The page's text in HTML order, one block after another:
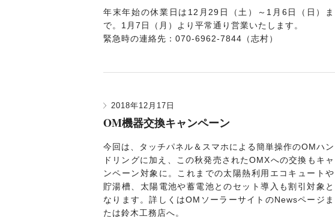
年末年始の休業日は12月29日（土）～1月6日（日）ま
で。1月7日（月）より平常通り営業いたします。
緊急時の連絡先：070-6962-7844（志村）
OM機器交換キャンペーン
2018年12月17日
今回は、タッチパネル＆スマホによる簡単操作のOMハン
ドリングに加え、この秋発売されたOMXへの交換もキャ
ンペーン対象に。これまでの太陽熱利用エコキュートや
貯湯槽、太陽電池や蓄電池とのセット導入も割引対象と
なります。詳しくはOMソーラーサイトのNewsページま
たは鈴木工務店へ。